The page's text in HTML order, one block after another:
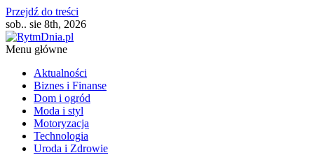
Przejdź do treści
sob.. sie 8th, 2026
Menu główne
Aktualności
Biznes i Finanse
Dom i ogród
Moda i styl
Motoryzacja
Technologia
Uroda i Zdrowie